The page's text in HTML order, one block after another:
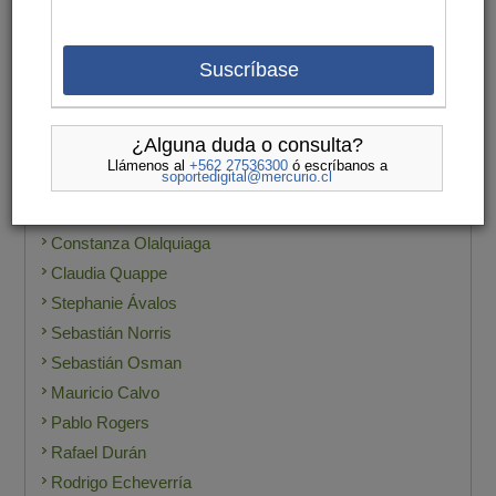
Karen Meier Mellado
Juan Pablo Subercaseaux
José Gabriel Undurraga
Ana Lucía Cusihuamán
Claudio Salvatierra
Constanza Olalquiaga
Claudia Quappe
Stephanie Ávalos
Sebastián Norris
Sebastián Osman
Mauricio Calvo
Pablo Rogers
Rafael Durán
Rodrigo Echeverría
Suscríbase
¿Alguna duda o consulta?
Llámenos al +562 27536300ó escríbanos a
soportedigital@mercurio.cl